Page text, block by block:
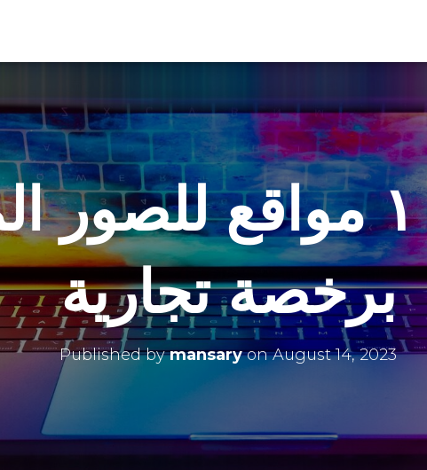
أفضل ١٠ مواقع للصور
برخصة تجارية
Published bymansaryonAugust 14, 2023